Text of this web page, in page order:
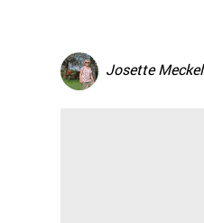
Josette Meckel